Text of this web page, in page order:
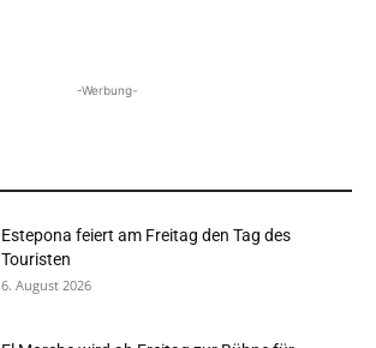
-Werbung-
Estepona feiert am Freitag den Tag des
Touristen
6. August 2026